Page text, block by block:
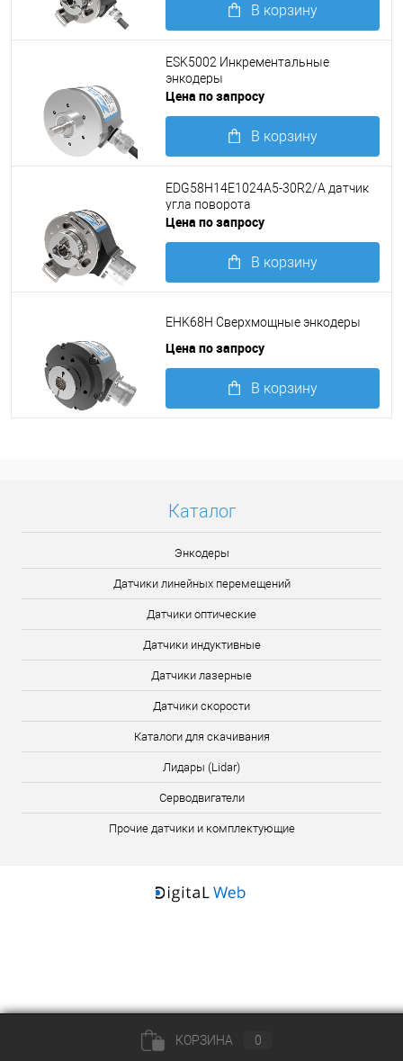
В корзину
Подробнее
ESK5002 Инкрементальные
энкодеры
Цена по запросу
В корзину
Подробнее
EDG58H14E1024A5-30R2/A датчик
угла поворота
Цена по запросу
В корзину
EHK68H Сверхмощные энкодеры
Цена по запросу
В корзину
Каталог
Энкодеры
Датчики линейных перемещений
Датчики оптические
Датчики индуктивные
Датчики лазерные
Датчики скорости
Каталоги для скачивания
Лидары (Lidar)
Серводвигатели
Прочие датчики и комплектующие
КОРЗИНА 0